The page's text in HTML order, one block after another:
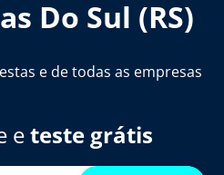
Do Sul (RS)
e de todas as empresas
eteste grátis